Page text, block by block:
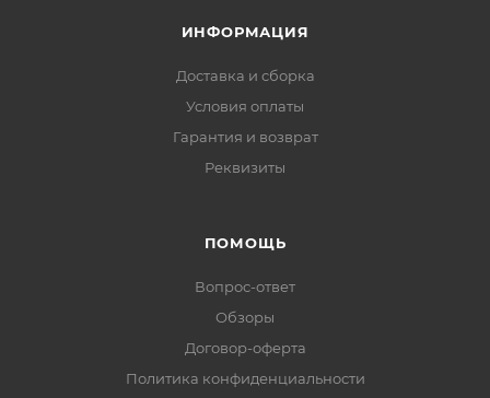
ИНФОРМАЦИЯ
Доставка и сборка
Условия оплаты
Гарантия и возврат
Реквизиты
ПОМОЩЬ
Вопрос-ответ
Обзоры
Договор-оферта
Политика конфиденциальности